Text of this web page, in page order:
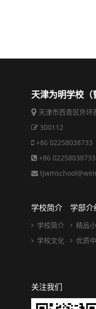
天津为明学校（
天津市西青区外环
300112
+86 02258038733
+86 02258038733
学校简介
学校简介
学校文化
学部介
精品
优质
关注我们